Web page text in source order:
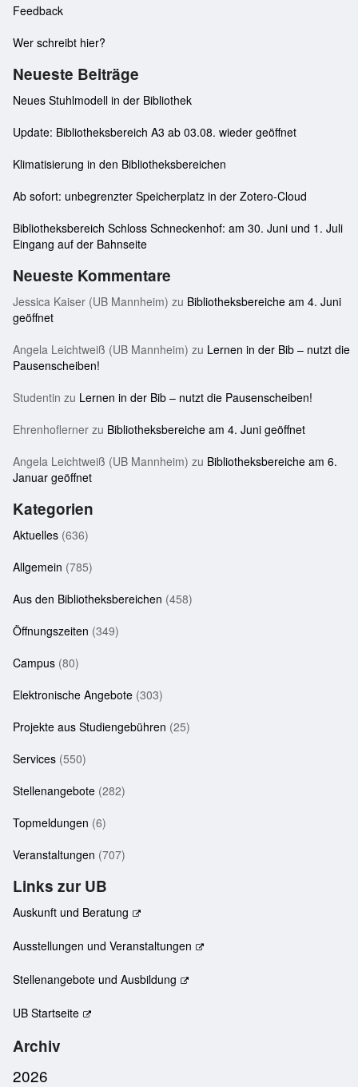
Feedback
Wer schreibt hier?
Neueste Beiträge
Neues Stuhlmodell in der Bibliothek
Update: Bibliotheksbereich A3 ab 03.08. wieder geöffnet
Klimatisierung in den Bibliotheksbereichen
Ab sofort: unbegrenzter Speicherplatz in der Zotero-Cloud
Bibliotheksbereich Schloss Schneckenhof: am 30. Juni und 1. Juli
Eingang auf der Bahnseite
Neueste Kommentare
Jessica Kaiser (UB Mannheim) zu Bibliotheksbereiche am 4. Juni
geöffnet
Angela Leichtweiß (UB Mannheim) zu Lernen in der Bib – nutzt die
Pausenscheiben!
Studentin zu Lernen in der Bib – nutzt die Pausenscheiben!
Ehrenhoflerner zu Bibliotheksbereiche am 4. Juni geöffnet
Angela Leichtweiß (UB Mannheim) zu Bibliotheksbereiche am 6.
Januar geöffnet
Kategorien
Aktuelles (636)
Allgemein (785)
Aus den Bibliotheksbereichen (458)
Öffnungszeiten (349)
Campus (80)
Elektronische Angebote (303)
Projekte aus Studiengebühren (25)
Services (550)
Stellenangebote (282)
Topmeldungen (6)
Veranstaltungen (707)
Links zur UB
Auskunft und Beratung
Ausstellungen und Veranstaltungen
Stellenangebote und Ausbildung
UB Startseite
Archiv
2026